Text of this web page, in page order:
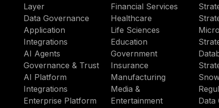
Layer
Data Governance
Application
Integrations
AI Agents
Governance & Trust
AI Platform
Integrations
Enterprise Platform
Financial Services
Healthcare
Life Sciences
Education
Government
Insurance
Manufacturing
Media &
Entertainment
Data